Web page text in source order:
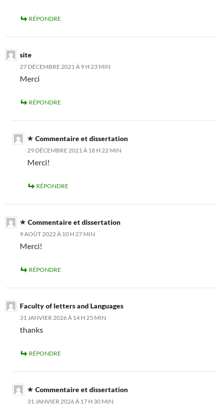
RÉPONDRE
site
27 DÉCEMBRE 2021 À 9 H 23 MIN
Merci
RÉPONDRE
Commentaire et dissertation
29 DÉCEMBRE 2021 À 18 H 22 MIN
Merci!
RÉPONDRE
Commentaire et dissertation
9 AOÛT 2022 À 10 H 27 MIN
Merci!
RÉPONDRE
Faculty of letters and Languages
31 JANVIER 2026 À 14 H 25 MIN
thanks
RÉPONDRE
Commentaire et dissertation
31 JANVIER 2026 À 17 H 30 MIN